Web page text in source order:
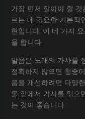
가장 먼저 알아야 할
르는 데 필요한 기본적
현입니다. 이 네 가지
을 합니다.
발음은 노래의 가사를
정확하지 않으면 청중
음을 개선하려면 다양
울 앞에서 가사를 읽으
는 것이 좋습니다.